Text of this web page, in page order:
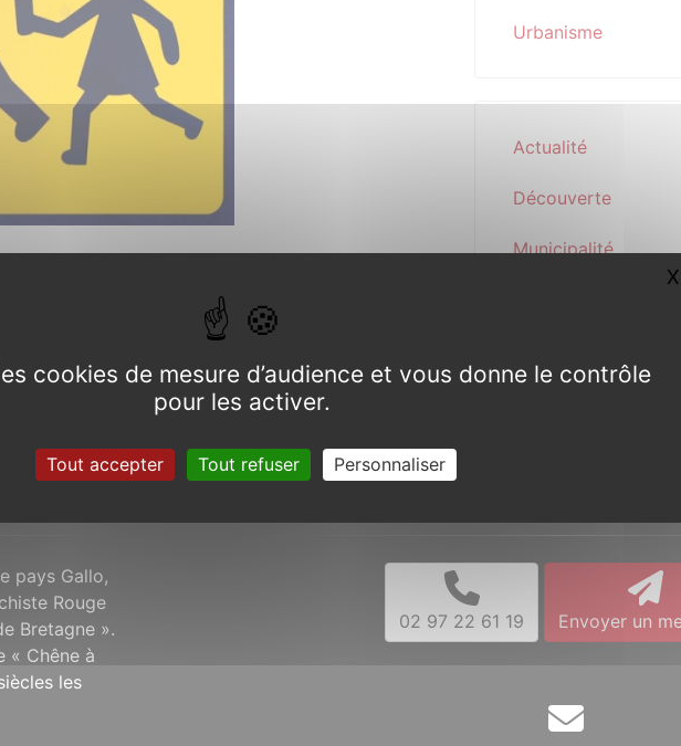
Urbanisme
Actualité
Découverte
Municipalité
pays Gallo,
Rouge
Bretagne ».
« Chêne à
les
02 97 22 61 19 Envoyer un
cookies de mesure d’audience et vous donne le contrôle
pour les activer.
Tout accepter Tout refuser Personnaliser
X